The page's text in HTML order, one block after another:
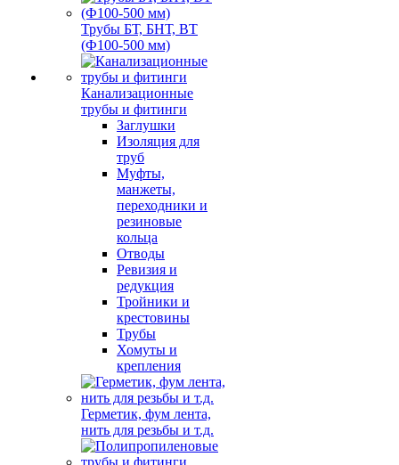
Трубы БТ, БНТ, ВТ
(Ф100-500 мм)
Канализационные
трубы и фитинги
Заглушки
Изоляция для
труб
Муфты,
манжеты,
переходники и
резиновые
кольца
Отводы
Ревизия и
редукция
Тройники и
крестовины
Трубы
Хомуты и
крепления
Герметик, фум лента,
нить для резьбы и т.д.